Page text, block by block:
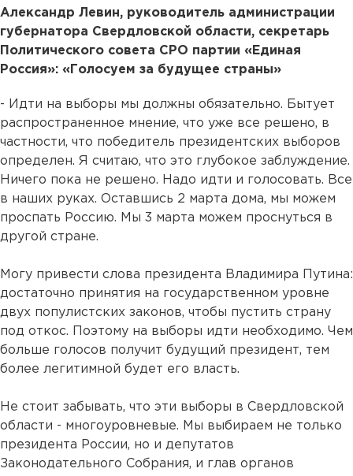
Александр Левин, руководитель администрации
губернатора Свердловской области, секретарь
Политического совета СРО партии «Единая
Россия»: «Голосуем за будущее страны»
- Идти на выборы мы должны обязательно. Бытует
распространенное мнение, что уже все решено, в
частности, что победитель президентских выборов
определен. Я считаю, что это глубокое заблуждение.
Ничего пока не решено. Надо идти и голосовать. Все
в наших руках. Оставшись 2 марта дома, мы можем
проспать Россию. Мы 3 марта можем проснуться в
другой стране.
Могу привести слова президента Владимира Путина:
достаточно принятия на государственном уровне
двух популистских законов, чтобы пустить страну
под откос. Поэтому на выборы идти необходимо. Чем
больше голосов получит будущий президент, тем
более легитимной будет его власть.
Не стоит забывать, что эти выборы в Свердловской
области - многоуровневые. Мы выбираем не только
президента России, но и депутатов
Законодательного Собрания, и глав органов